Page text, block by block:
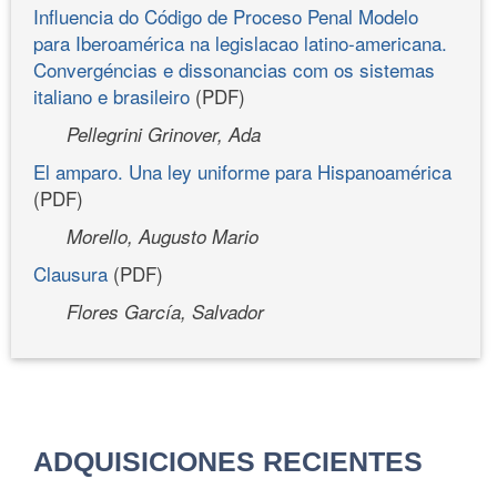
Influencia do Código de Proceso Penal Modelo
para Iberoamérica na legislacao latino-americana.
Convergéncias e dissonancias com os sistemas
italiano e brasileiro (PDF)
Pellegrini Grinover, Ada
El amparo. Una ley uniforme para Hispanoamérica
(PDF)
Morello, Augusto Mario
Clausura (PDF)
Flores García, Salvador
ADQUISICIONES RECIENTES